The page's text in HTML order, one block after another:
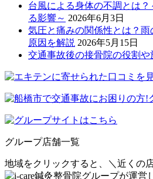
台風による身体の不調とは？
る影響～ 2026年6月3日
気圧と痛みの関係性とは？
原因を解説 2026年5月15日
交通事故後の接骨院の役割や
グループ店舗一覧
地域をクリックすると、 ＼近くの